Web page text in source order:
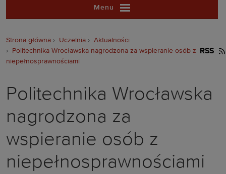
Menu
Strona główna Uczelnia
Aktualności
Politechnika Wrocławska nagrodzona za wspieranie osób z
niepełnosprawnościami
RSS
Politechnika Wrocławska
nagrodzona za
wspieranie osób z
niepełnosprawnościami